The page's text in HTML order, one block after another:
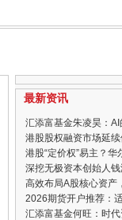
最新资讯
汇添富基金朱凌昊：
港股股权融资市场延
港股“定价权”易主？华
深挖无极资本创始人
高效布局A股核心资产
2026期货开户推荐：
汇添富基金何旺：时